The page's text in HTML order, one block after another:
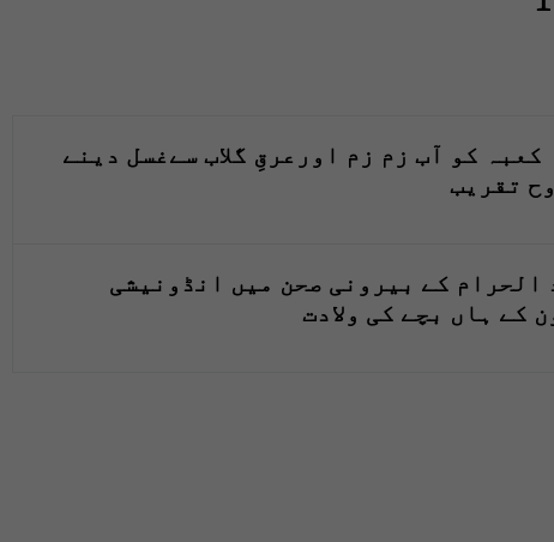
کعبہ کو آب زم زم اورعرقِ گلاب سےغسل دینے
تقریب
الحرام کے بیرونی صحن میں انڈونیشی
کے ہاں بچے کی ولادت